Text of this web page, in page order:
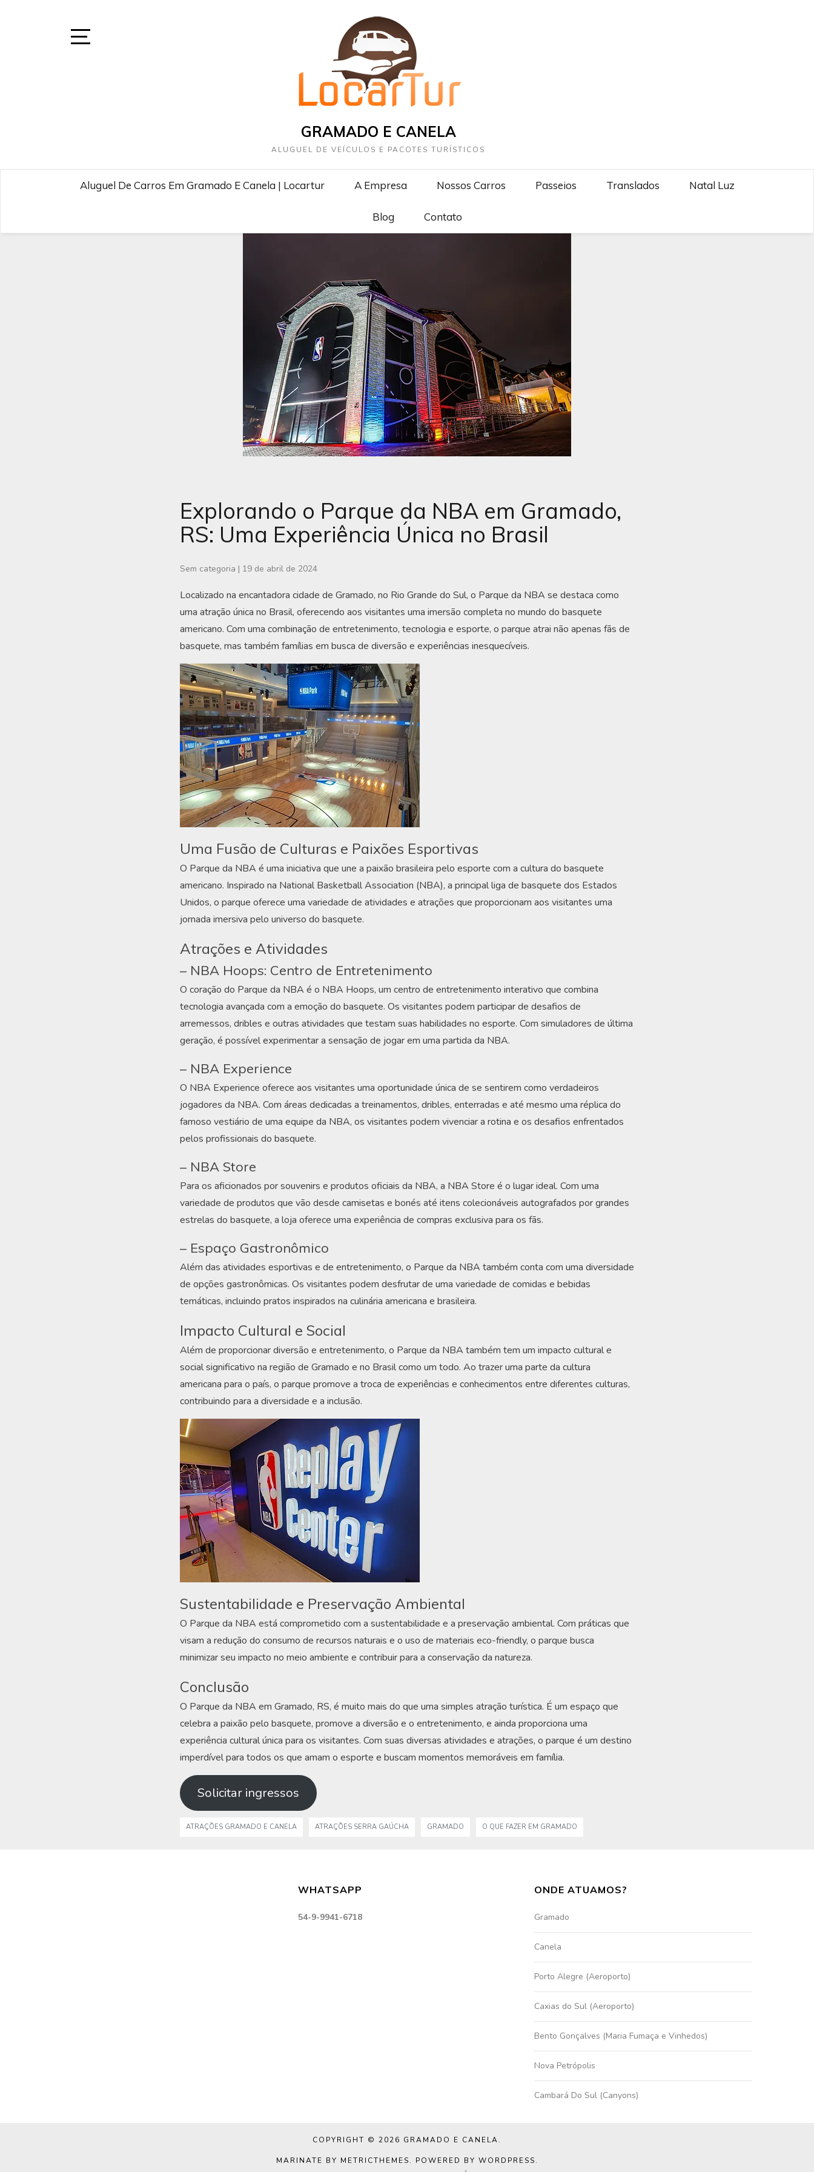
GRAMADO E CANELA
ALUGUEL DE VEÍCULOS E PACOTES TURÍSTICOS
Aluguel De Carros Em Gramado E Canela | Locartur A Empresa Nossos Carros Passeios Translados Natal Luz
Blog Contato
Explorando o Parque da NBA em Gramado,
RS: Uma Experiência Única no Brasil
Sem categoria | 19 de abril de 2024
Localizado na encantadora cidade de Gramado, no Rio Grande do Sul, o Parque da NBA se destaca como
uma atração única no Brasil, oferecendo aos visitantes uma imersão completa no mundo do basquete
americano. Com uma combinação de entretenimento, tecnologia e esporte, o parque atrai não apenas fãs de
basquete, mas também famílias em busca de diversão e experiências inesquecíveis.
Uma Fusão de Culturas e Paixões Esportivas
O Parque da NBA é uma iniciativa que une a paixão brasileira pelo esporte com a cultura do basquete
americano. Inspirado na National Basketball Association (NBA), a principal liga de basquete dos Estados
Unidos, o parque oferece uma variedade de atividades e atrações que proporcionam aos visitantes uma
jornada imersiva pelo universo do basquete.
Atrações e Atividades
– NBA Hoops: Centro de Entretenimento
O coração do Parque da NBA é o NBA Hoops, um centro de entretenimento interativo que combina
tecnologia avançada com a emoção do basquete. Os visitantes podem participar de desafios de
arremessos, dribles e outras atividades que testam suas habilidades no esporte. Com simuladores de última
geração, é possível experimentar a sensação de jogar em uma partida da NBA.
– NBA Experience
O NBA Experience oferece aos visitantes uma oportunidade única de se sentirem como verdadeiros
jogadores da NBA. Com áreas dedicadas a treinamentos, dribles, enterradas e até mesmo uma réplica do
famoso vestiário de uma equipe da NBA, os visitantes podem vivenciar a rotina e os desafios enfrentados
pelos profissionais do basquete.
– NBA Store
Para os aficionados por souvenirs e produtos oficiais da NBA, a NBA Store é o lugar ideal. Com uma
variedade de produtos que vão desde camisetas e bonés até itens colecionáveis autografados por grandes
estrelas do basquete, a loja oferece uma experiência de compras exclusiva para os fãs.
– Espaço Gastronômico
Além das atividades esportivas e de entretenimento, o Parque da NBA também conta com uma diversidade
de opções gastronômicas. Os visitantes podem desfrutar de uma variedade de comidas e bebidas
temáticas, incluindo pratos inspirados na culinária americana e brasileira.
Impacto Cultural e Social
Além de proporcionar diversão e entretenimento, o Parque da NBA também tem um impacto cultural e
social significativo na região de Gramado e no Brasil como um todo. Ao trazer uma parte da cultura
americana para o país, o parque promove a troca de experiências e conhecimentos entre diferentes culturas,
contribuindo para a diversidade e a inclusão.
Sustentabilidade e Preservação Ambiental
O Parque da NBA está comprometido com a sustentabilidade e a preservação ambiental. Com práticas que
visam a redução do consumo de recursos naturais e o uso de materiais eco-friendly, o parque busca
minimizar seu impacto no meio ambiente e contribuir para a conservação da natureza.
Conclusão
O Parque da NBA em Gramado, RS, é muito mais do que uma simples atração turística. É um espaço que
celebra a paixão pelo basquete, promove a diversão e o entretenimento, e ainda proporciona uma
experiência cultural única para os visitantes. Com suas diversas atividades e atrações, o parque é um destino
imperdível para todos os que amam o esporte e buscam momentos memoráveis em família.
Solicitar ingressos
ATRAÇÕES GRAMADO E CANELA ATRAÇÕES SERRA GAÚCHA GRAMADO O QUE FAZER EM GRAMADO
WHATSAPP
54-9-9941-6718
ONDE ATUAMOS?
Gramado
Canela
Porto Alegre (Aeroporto)
Caxias do Sul (Aeroporto)
Bento Gonçalves (Maria Fumaça e Vinhedos)
Nova Petrópolis
Cambará Do Sul (Canyons)
COPYRIGHT © 2026 GRAMADO E CANELA.
MARINATE BY METRICTHEMES. POWERED BY WORDPRESS.